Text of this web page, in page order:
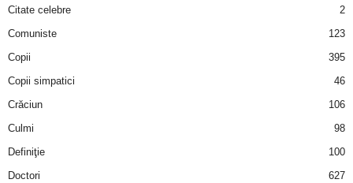
Citate celebre
2
Comuniste
123
Copii
395
Copii simpatici
46
Crăciun
106
Culmi
98
Definiţie
100
Doctori
627